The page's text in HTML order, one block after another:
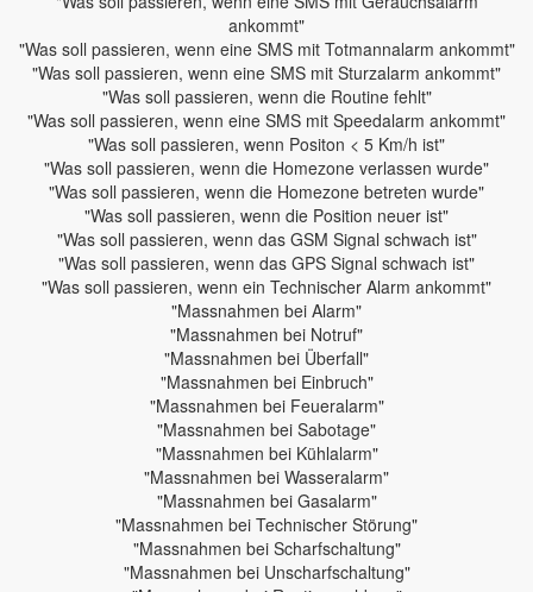
ankommt"
"Was soll passieren, wenn eine SMS mit Totmannalarm ankommt"
"Was soll passieren, wenn eine SMS mit Sturzalarm ankommt"
"Was soll passieren, wenn die Routine fehlt"
"Was soll passieren, wenn eine SMS mit Speedalarm ankommt"
"Was soll passieren, wenn Positon < 5 Km/h ist"
"Was soll passieren, wenn die Homezone verlassen wurde"
"Was soll passieren, wenn die Homezone betreten wurde"
"Was soll passieren, wenn die Position neuer ist"
"Was soll passieren, wenn das GSM Signal schwach ist"
"Was soll passieren, wenn das GPS Signal schwach ist"
"Was soll passieren, wenn ein Technischer Alarm ankommt"
"Massnahmen bei Alarm"
"Massnahmen bei Notruf"
"Massnahmen bei Überfall"
"Massnahmen bei Einbruch"
"Massnahmen bei Feueralarm"
"Massnahmen bei Sabotage"
"Massnahmen bei Kühlalarm"
"Massnahmen bei Wasseralarm"
"Massnahmen bei Gasalarm"
"Massnahmen bei Technischer Störung"
"Massnahmen bei Scharfschaltung"
"Massnahmen bei Unscharfschaltung"